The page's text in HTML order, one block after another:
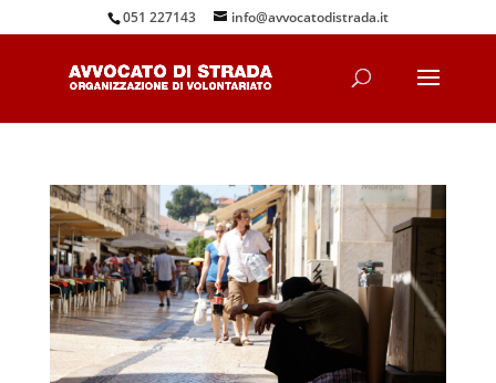
051 227143 info@avvocatodistrada.it